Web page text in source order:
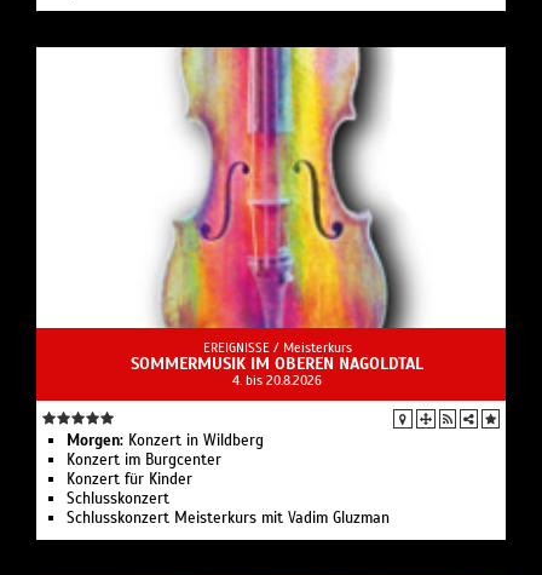
EREIGNISSE / Meisterkurs
SOMMERMUSIK IM OBEREN NAGOLDTAL
4. bis 20.8.2026
Morgen: Konzert in Wildberg
Konzert im Burgcenter
Konzert für Kinder
Schlusskonzert
Schlusskonzert Meisterkurs mit Vadim Gluzman